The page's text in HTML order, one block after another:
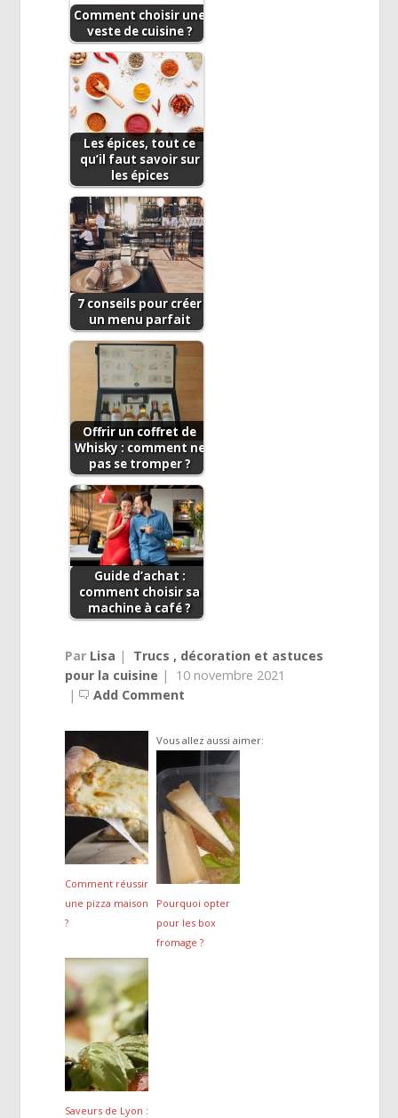
Comment choisir une
veste de cuisine ?
Les épices, tout ce
qu’il faut savoir sur
les épices
7 conseils pour créer
un menu parfait
Offrir un coffret de
Whisky : comment ne
pas se tromper ?
Guide d’achat :
comment choisir sa
machine à café ?
Par Lisa | Trucs , décoration et astuces
pour la cuisine | 10 novembre 2021
|
Add Comment
Vous allez aussi aimer:
Comment réussir
une pizza maison
?
Pourquoi opter
pour les box
fromage ?
Saveurs de Lyon :